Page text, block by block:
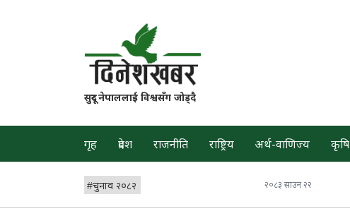
सुदूर नेपाललाई विश्वसँग जोड्दै
गृह प्रदेश राजनीति राष्ट्रिय अर्थ-वाणिज्य कृषि
#चुनाव २०८२ २०८३ साउन २२